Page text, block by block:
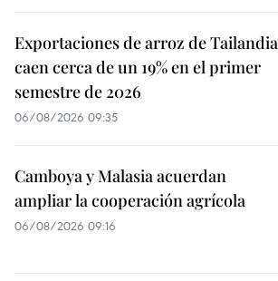
Exportaciones de arroz de Tailandia
caen cerca de un 19% en el primer
semestre de 2026
06/08/2026 09:35
Camboya y Malasia acuerdan
ampliar la cooperación agrícola
06/08/2026 09:16